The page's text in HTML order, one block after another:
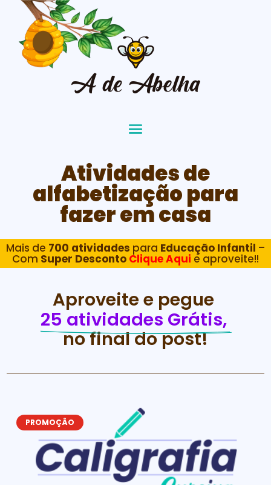
Atividades de
alfabetização para
fazer em casa
Mais de 700 atividades para Educação Infantil –
Com Super Desconto Clique Aqui e aproveite!!
Aproveite e pegue
25 atividades Grátis,
no final do post!
PROMOÇÂO